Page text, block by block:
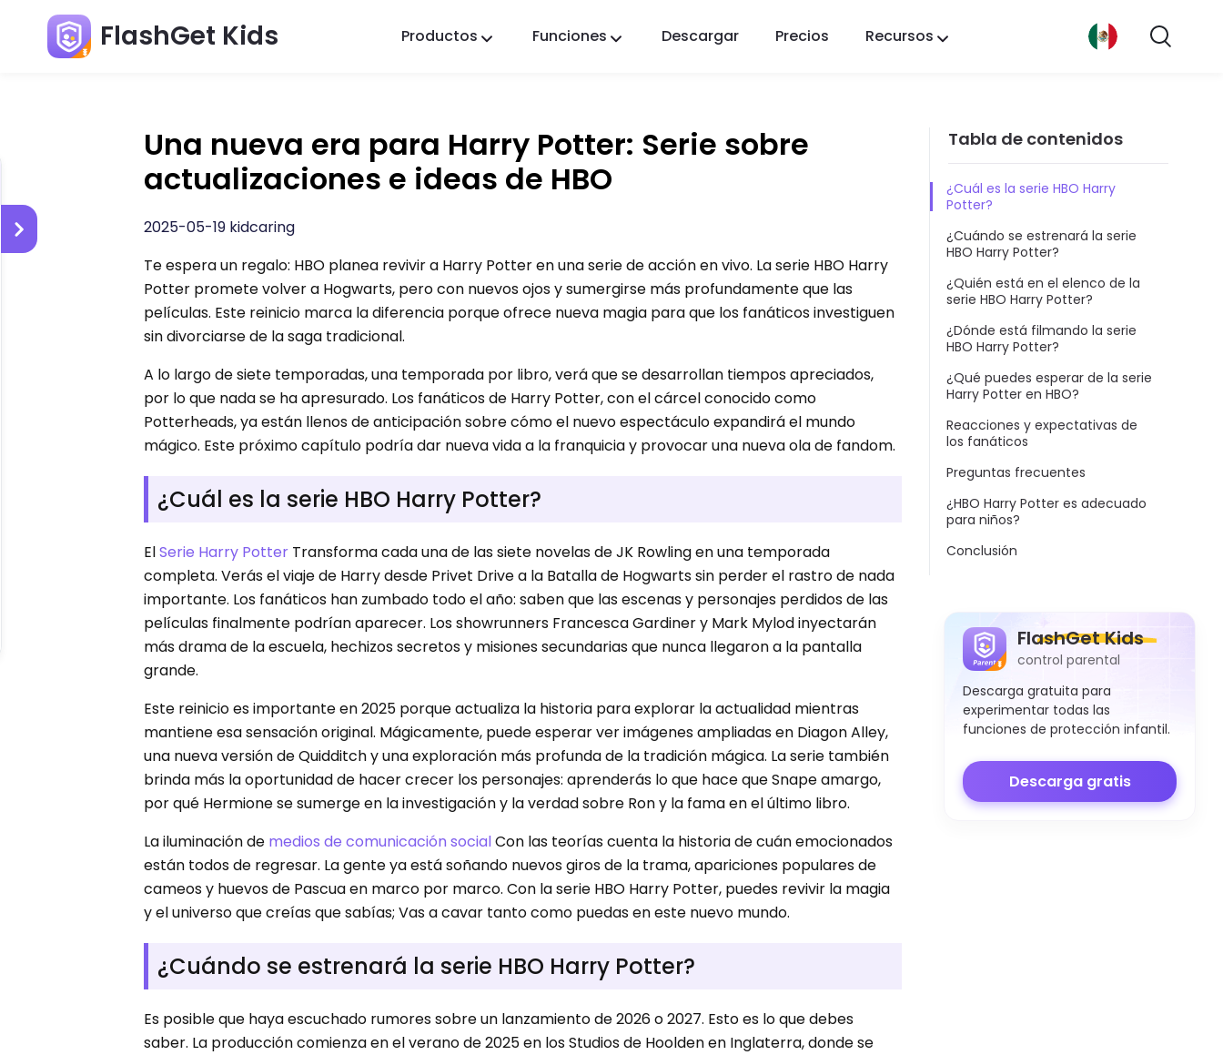
FlashGet Kids Productos
FlashGet Finder
La seguridad antirrobo de tu teléfono, nuestra
responsabilidad.
Funciones Descargar Precios Recursos
Una nueva era para Harry Potter: Serie sobre
actualizaciones e ideas de HBO
2025-05-19 kidcaring
Te espera un regalo: HBO planea revivir a Harry Potter en una serie de acción en vivo. La serie HBO Harry
Potter promete volver a Hogwarts, pero con nuevos ojos y sumergirse más profundamente que las
películas. Este reinicio marca la diferencia porque ofrece nueva magia para que los fanáticos investiguen
sin divorciarse de la saga tradicional.
A lo largo de siete temporadas, una temporada por libro, verá que se desarrollan tiempos apreciados,
por lo que nada se ha apresurado. Los fanáticos de Harry Potter, con el cárcel conocido como
Potterheads, ya están llenos de anticipación sobre cómo el nuevo espectáculo expandirá el mundo
mágico. Este próximo capítulo podría dar nueva vida a la franquicia y provocar una nueva ola de fandom.
¿Cuál es la serie HBO Harry Potter?
ElSerie Harry Potter Transforma cada una de las siete novelas de JK Rowling en una temporada
completa. Verás el viaje de Harry desde Privet Drive a la Batalla de Hogwarts sin perder el rastro de nada
importante. Los fanáticos han zumbado todo el año: saben que las escenas y personajes perdidos de las
películas finalmente podrían aparecer. Los showrunners Francesca Gardiner y Mark Mylod inyectarán
más drama de la escuela, hechizos secretos y misiones secundarias que nunca llegaron a la pantalla
grande.
Este reinicio es importante en 2025 porque actualiza la historia para explorar la actualidad mientras
mantiene esa sensación original. Mágicamente, puede esperar ver imágenes ampliadas en Diagon Alley,
una nueva versión de Quidditch y una exploración más profunda de la tradición mágica. La serie también
brinda más la oportunidad de hacer crecer los personajes: aprenderás lo que hace que Snape amargo,
por qué Hermione se sumerge en la investigación y la verdad sobre Ron y la fama en el último libro.
La iluminación de medios de comunicación socialCon las teorías cuenta la historia de cuán emocionados
están todos de regresar. La gente ya está soñando nuevos giros de la trama, apariciones populares de
cameos y huevos de Pascua en marco por marco. Con la serie HBO Harry Potter, puedes revivir la magia
y el universo que creías que sabías; Vas a cavar tanto como puedas en este nuevo mundo.
¿Cuándo se estrenará la serie HBO Harry Potter?
Es posible que haya escuchado rumores sobre un lanzamiento de 2026 o 2027. Esto es lo que debes
saber. La producción comienza en el verano de 2025 en los Studios de Hoolden en Inglaterra, donde se
Tabla de contenidos
¿Cuál es la serie HBO Harry
Potter?
¿Cuándo se estrenará la serie
HBO Harry Potter?
¿Quién está en el elenco de la
serie HBO Harry Potter?
¿Dónde está filmando la serie
HBO Harry Potter?
¿Qué puedes esperar de la serie
Harry Potter en HBO?
Reacciones y expectativas de
los fanáticos
Preguntas frecuentes
¿HBO Harry Potter es adecuado
para niños?
Conclusión
FlashGet Kids
control parental
Descarga gratuita para
experimentar todas las
funciones de protección infantil.
Descarga gratis